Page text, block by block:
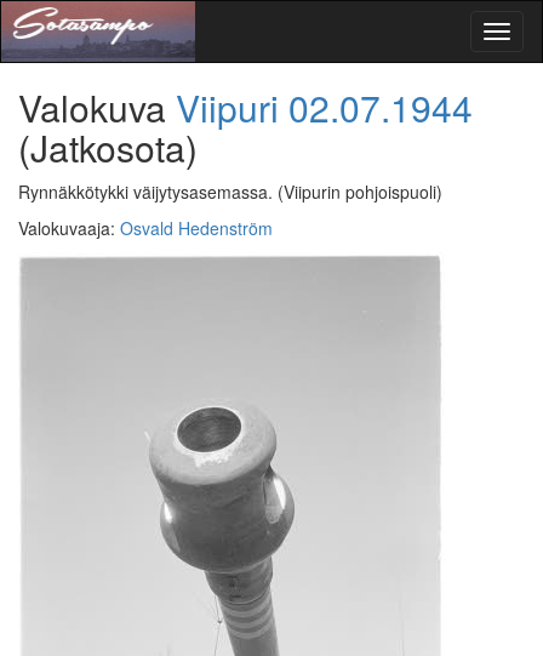
Valokuva Viipuri 02.07.1944
(Jatkosota)
Rynnäkkötykki väijytysasemassa. (Viipurin pohjoispuoli)
Valokuvaaja: Osvald Hedenström